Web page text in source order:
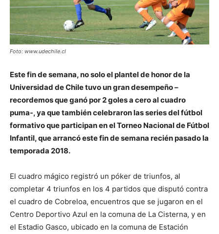
Foto: www.udechile.cl
Este fin de semana, no solo el plantel de honor de la
Universidad de Chile tuvo un gran desempeño –
recordemos que ganó por 2 goles a cero al cuadro
puma-, ya que también celebraron las series del fútbol
formativo que participan en el Torneo Nacional de Fútbol
Infantil, que arrancó este fin ­de semana recién pasado la
temporada 2018.
El cuadro mágico registró un póker de triunfos, al
completar 4 triunfos en los 4 partidos que disputó contra
el cuadro de Cobreloa, encuentros que se jugaron en el
Centro Deportivo Azul en la comuna de La Cisterna, y en
el Estadio Gasco, ubicado en la comuna de Estación